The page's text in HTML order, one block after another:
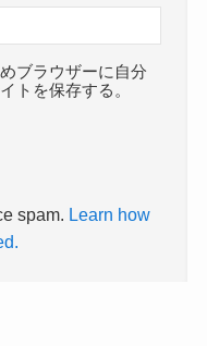
ブラウザーに自分
トを保存する。
spam. Learn how